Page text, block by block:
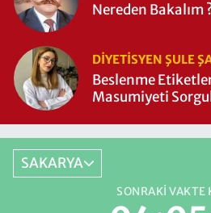
Nereden Bakalım
DIYETISYEN ŞULE
Beslenme
Masumiyeti
SAKARYA
SONRAKI VAKTE